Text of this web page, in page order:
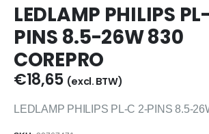
LEDLAMP PHILIPS
PINS 8.5-26W 830
COREPRO
€18,65 (excl. BTW)
LEDLAMP PHILIPS PL-C 2-PINS 8.5-